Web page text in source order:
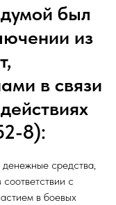
был
из
в связи
8):
средства,
с
в боевых